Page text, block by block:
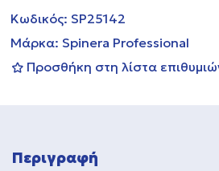
Κωδικός: SP25142
Μάρκα: Spinera Professional
Προσθήκη στη λίστα
Περιγραφή